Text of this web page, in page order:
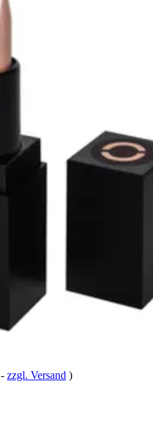
- zzgl. Versand )